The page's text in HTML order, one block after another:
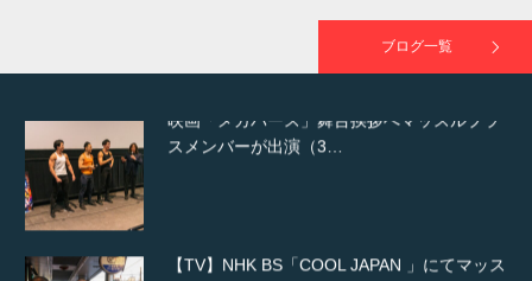
ブログ一覧
【TV】NHK BS「COOL JAPAN 」にてマッス
ルプ…
【WEB】「猫と焼き芋とマッチョ」の素材を